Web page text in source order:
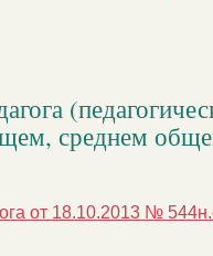
среднем
от 18.10.2013 №